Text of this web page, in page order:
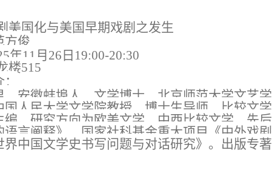
美国化与美国早期戏剧之发生
方俊
年11月 26 日 19:00-20:30
楼515
，安徽蚌埠人，文学博士，北京师范大学文艺
国人民大学文学院教授、博士生导师、比较文
编。研究方向为欧美文学、中西比较文学。先
语言阐释》、国家社科基金重大项目《中外戏
界中国文学史书写问题与对话研究》。出版专